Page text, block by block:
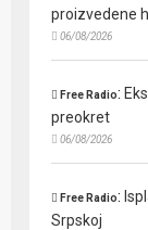
proizvedene
06/08/2026
Free Radio:
preokret
06/08/2026
Free Radio:
Srpskoj